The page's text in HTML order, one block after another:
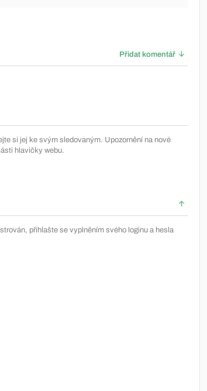
Přidat komentář
si jej ke svým sledovaným. Upozornění na nové
hlavičky webu.
přihlašte se vyplněním svého loginu a hesla